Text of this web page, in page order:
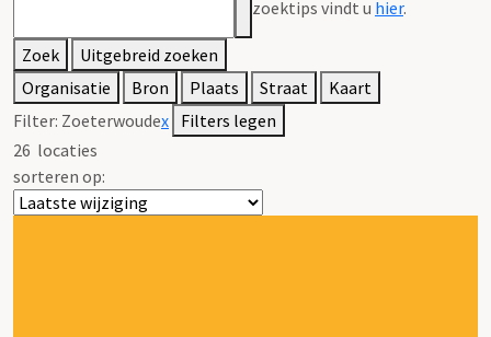
zoektips vindt u hier.
Zoek
Uitgebreid zoeken
Organisatie
Bron Plaats Straat
Kaart
Filter: Zoeterwoudex Filters legen
26 locaties
sorteren op: